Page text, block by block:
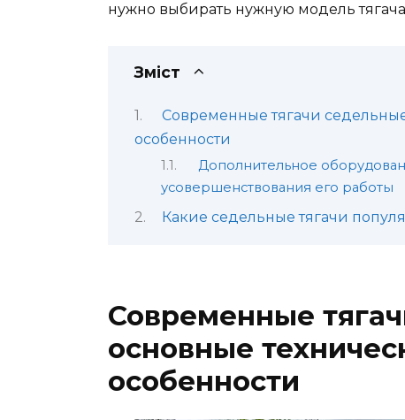
нужно выбирать нужную модель
Зміст
Современные тягачи
особенности
Дополнительное
усовершенствования его работы
Какие седельные тягачи
Современные
основные
особенности